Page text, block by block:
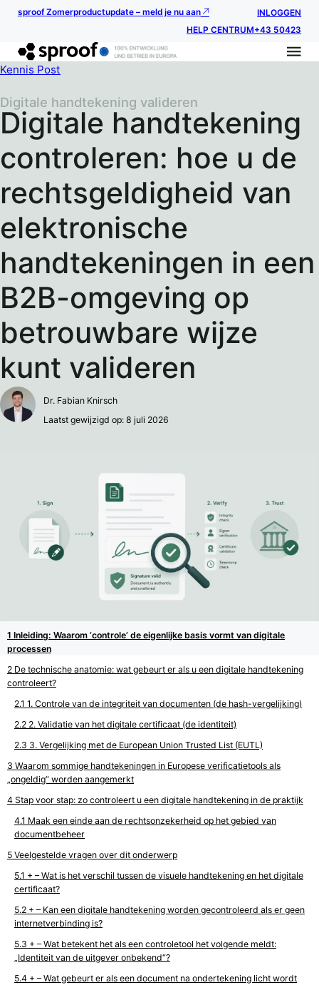
sproof Zomerproductupdate – meld je nu aan
INLOGGEN
HELP CENTRUM+43 50423
Kennis Post
Digitale handtekening
controleren: hoe u de
rechtsgeldigheid van
elektronische
handtekeningen in een
B2B-omgeving op
betrouwbare wijze
kunt valideren
Digitale handtekening valideren
Dr. Fabian Knirsch
Laatst gewijzigd op: 8 juli 2026
Inleiding: Waarom ‘controle’ de eigenlijke basis vormt van digitale
processen
De technische anatomie: wat gebeurt er als u een digitale handtekening
controleert?
1. Controle van de integriteit van documenten (de hash-vergelijking)
2. Validatie van het digitale certificaat (de identiteit)
3. Vergelijking met de European Union Trusted List (EUTL)
Waarom sommige handtekeningen in Europese verificatietools als
„ongeldig“ worden aangemerkt
Stap voor stap: zo controleert u een digitale handtekening in de praktijk
Maak een einde aan de rechtsonzekerheid op het gebied van
documentbeheer
Veelgestelde vragen over dit onderwerp
+ – Wat is het verschil tussen de visuele handtekening en het digitale
certificaat?
+ – Kan een digitale handtekening worden gecontroleerd als er geen
internetverbinding is?
+ – Wat betekent het als een controletool het volgende meldt:
„Identiteit van de uitgever onbekend“?
+ – Wat gebeurt er als een document na ondertekening licht wordt